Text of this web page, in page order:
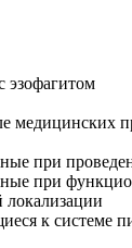
эзофагитом
медицинских
при
при
локализации
к системе